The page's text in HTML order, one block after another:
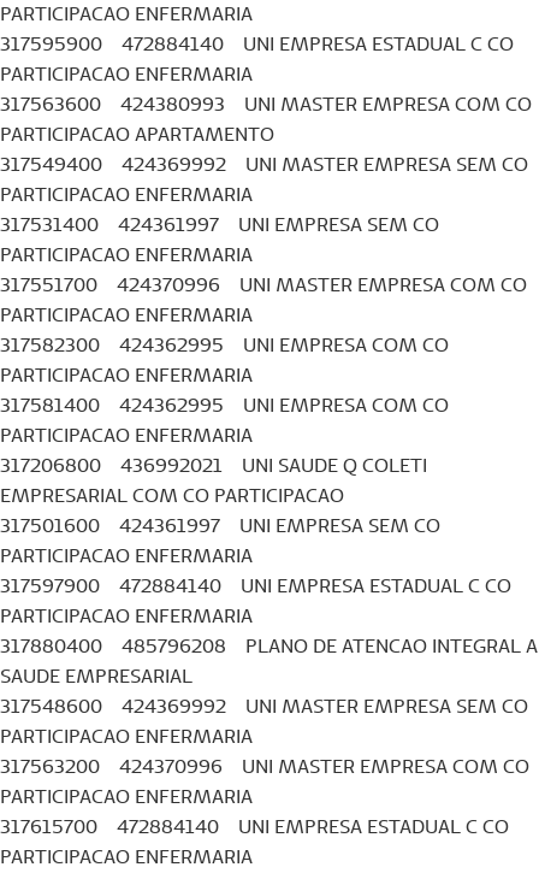
PARTICIPACAO ENFERMARIA
317595900 472884140 UNI EMPRESA ESTADUAL C CO
PARTICIPACAO ENFERMARIA
317563600 424380993 UNI MASTER EMPRESA COM CO
PARTICIPACAO APARTAMENTO
317549400 424369992 UNI MASTER EMPRESA SEM CO
PARTICIPACAO ENFERMARIA
317531400 424361997 UNI EMPRESA SEM CO
PARTICIPACAO ENFERMARIA
317551700 424370996 UNI MASTER EMPRESA COM CO
PARTICIPACAO ENFERMARIA
317582300 424362995 UNI EMPRESA COM CO
PARTICIPACAO ENFERMARIA
317581400 424362995 UNI EMPRESA COM CO
PARTICIPACAO ENFERMARIA
317206800 436992021 UNI SAUDE Q COLETI
EMPRESARIAL COM CO PARTICIPACAO
317501600 424361997 UNI EMPRESA SEM CO
PARTICIPACAO ENFERMARIA
317597900 472884140 UNI EMPRESA ESTADUAL C CO
PARTICIPACAO ENFERMARIA
317880400 485796208 PLANO DE ATENCAO INTEGRAL A
SAUDE EMPRESARIAL
317548600 424369992 UNI MASTER EMPRESA SEM CO
PARTICIPACAO ENFERMARIA
317563200 424370996 UNI MASTER EMPRESA COM CO
PARTICIPACAO ENFERMARIA
317615700 472884140 UNI EMPRESA ESTADUAL C CO
PARTICIPACAO ENFERMARIA